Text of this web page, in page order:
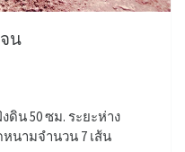
น
งดิน 50 ซม. ระยะห่าง
หนามจำนวน 7 เส้น